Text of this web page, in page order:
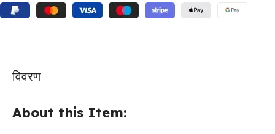
विवरण
About this Item: